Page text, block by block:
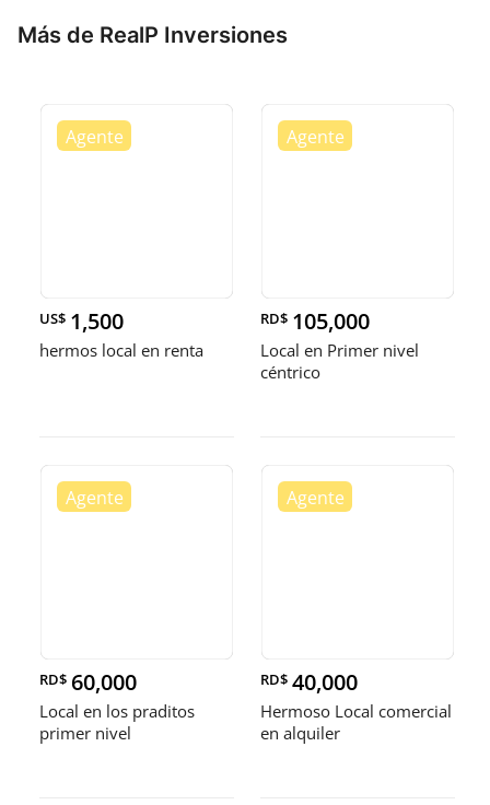
Más de RealP Inversiones
US$ 1,500
hermos local en renta
RD$ 105,000
Local en Primer nivel
céntrico
RD$ 60,000
Local en los praditos
primer nivel
RD$ 40,000
Hermoso Local comercial
en alquiler